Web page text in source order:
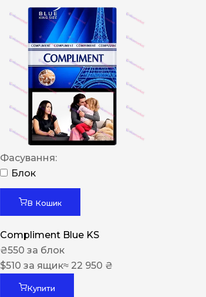
Фасування:
Блок
В Кошик
Compliment Blue KS
₴550 за блок
$510 за ящик≈ 22 950 ₴
Купити